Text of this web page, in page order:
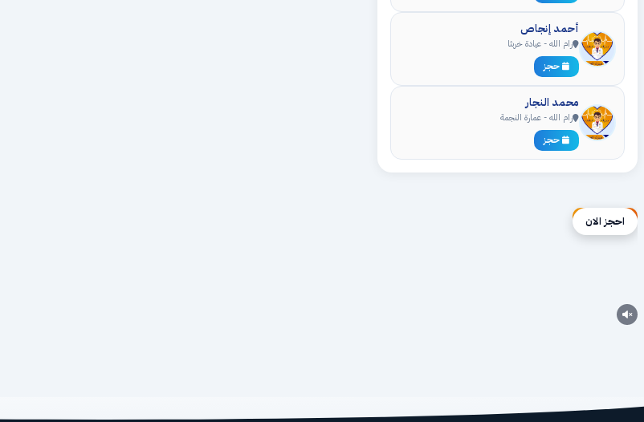
أحمد إنجاص
رام الله - عيادة خربثا
حجز
محمد النجار
رام الله - عمارة النجمة
حجز
إعلان ممول
احجز الان